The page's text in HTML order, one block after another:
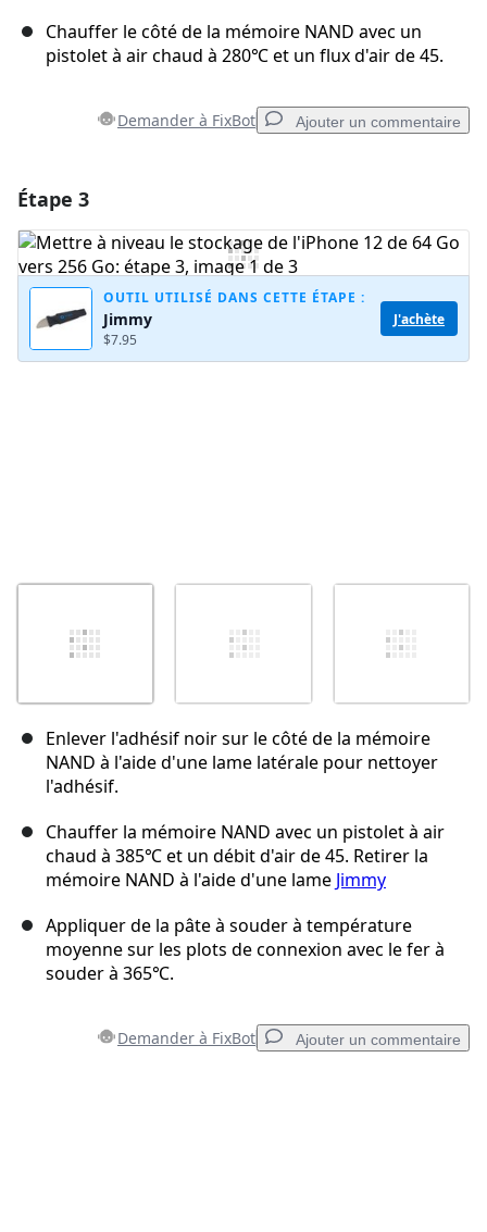
Chauffer le côté de la mémoire NAND avec un
pistolet à air chaud à 280℃ et un flux d'air de 45.
Demander à FixBot Ajouter un commentaire
Ajouter un commentaire
Étape 3
OUTIL UTILISÉ DANS CETTE ÉTAPE :
Jimmy
$7.95
J'achète
Enlever l'adhésif noir sur le côté de la mémoire
NAND à l'aide d'une lame latérale pour nettoyer
l'adhésif.
Chauffer la mémoire NAND avec un pistolet à air
chaud à 385℃ et un débit d'air de 45. Retirer la
mémoire NAND à l'aide d'une lame Jimmy
Appliquer de la pâte à souder à température
moyenne sur les plots de connexion avec le fer à
souder à 365℃.
Demander à FixBot Ajouter un commentaire